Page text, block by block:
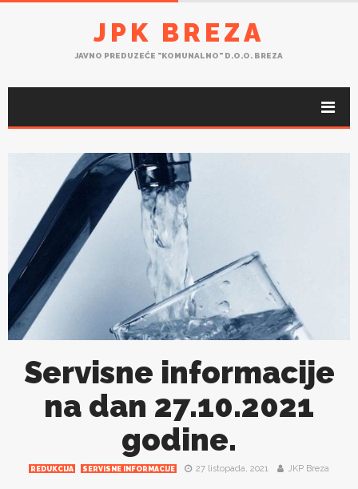
JPK BREZA
JAVNO PREDUZEĆE "KOMUNALNO" D.O.O. BREZA
Servisne informacije
na dan 27.10.2021
godine.
REDUKCIJA SERVISNE INFORMACIJE 27 listopada, 2021 JKP Breza